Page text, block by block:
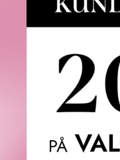
REDKEN
ACIDIC BONDING
CONCENTRATE LEAVE-IN
TREATMENT 150 ML